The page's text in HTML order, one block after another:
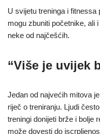
U svijetu treninga i fitnessa
mogu zbuniti početnike, ali
neke od najčešćih.
“Više je uvijek
Jedan od najvećih mitova
riječ o treniranju. Ljudi
treningi donijeti brže i bolje
može dovesti do